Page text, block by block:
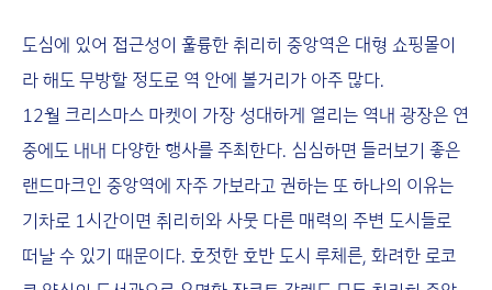
도심에 있어 접근성이 훌륭한 취리히 중앙역은 대형 쇼핑몰이
라 해도 무방할 정도로 역 안에 볼거리가 아주 많다.
12월 크리스마스 마켓이 가장 성대하게 열리는 역내 광장은 연
중에도 내내 다양한 행사를 주최한다. 심심하면 들러보기 좋은
랜드마크인 중앙역에 자주 가보라고 권하는 또 하나의 이유는
기차로 1시간이면 취리히와 사뭇 다른 매력의 주변 도시들로
떠날 수 있기 때문이다. 호젓한 호반 도시 루체른, 화려한 로코